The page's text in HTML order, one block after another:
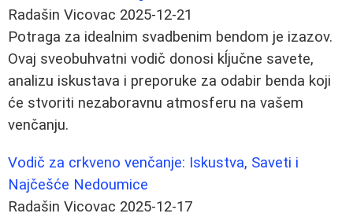
Radašin Vicovac 2025-12-21
Potraga za idealnim svadbenim bendom je izazov.
Ovaj sveobuhvatni vodič donosi kĺjučne savete,
analizu iskustava i preporuke za odabir benda koji
će stvoriti nezaboravnu atmosferu na vašem
venčanju.
Vodič za crkveno venčanje: Iskustva, Saveti i
Najčešće Nedoumice
Radašin Vicovac 2025-12-17